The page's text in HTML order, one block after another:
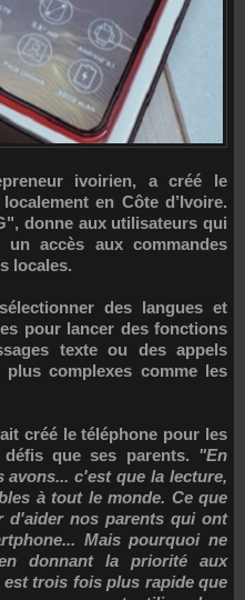
ivoirien, a créé le
en Côte d’Ivoire.
", donne aux utilisateurs qui
accès aux commandes
locales.
des langues et
pour lancer des fonctions
texte ou des appels
complexes comme les
créé le téléphone pour les
que ses parents. "En
c'est que la lecture,
à tout le monde. Ce que
d'aider nos parents qui ont
Mais pourquoi ne
donnant la priorité aux
trois fois plus rapide que